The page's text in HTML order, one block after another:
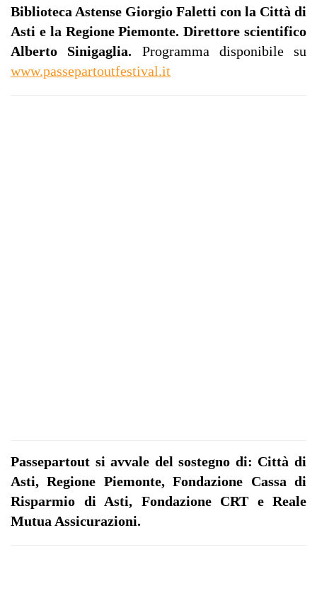
Biblioteca Astense Giorgio Faletti con la Città di
Asti e la Regione Piemonte. Direttore scientifico
Alberto Sinigaglia. Programma disponibile su
www.passepartoutfestival.it
Passepartout si avvale del sostegno di: Città di
Asti, Regione Piemonte, Fondazione Cassa di
Risparmio di Asti, Fondazione CRT e Reale
Mutua Assicurazioni.